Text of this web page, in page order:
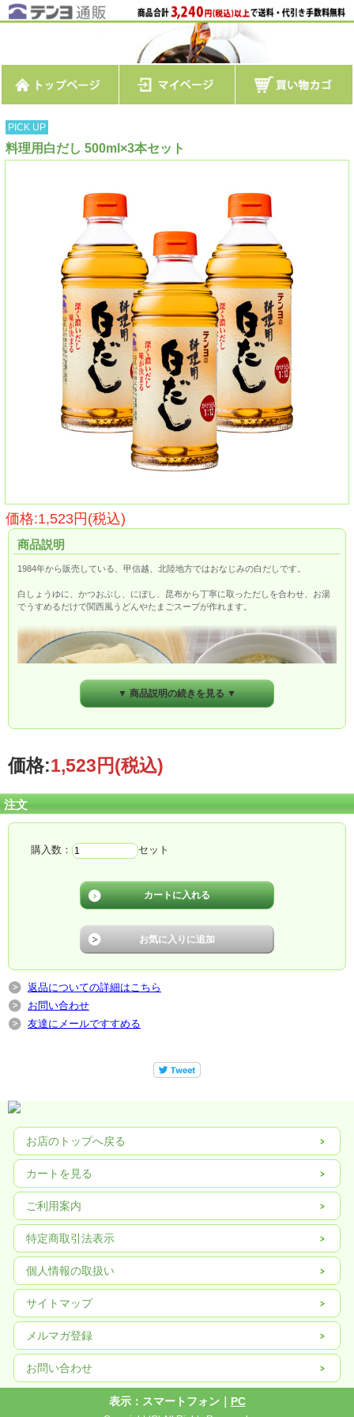
PICK UP
料理用白だし 500ml×3本セット
価格:1,523円(税込)
商品説明
1984年から販売している、甲信越、北陸地方ではおなじみの白だしです。
白しょうゆに、かつおぶし、にぼし、昆布から丁寧に取っただしを合わせ、お湯
でうすめるだけで関西風うどんやたまごスープが作れます。
和食はもちろん、バターや生クリームと合わせて洋食のベースとしても、幅広い
料理に使える優れものです。
きれいに活かした料理に活躍します。
ビミサンと同様で、浅漬けやから揚げの下味をつける際にもお使いいただけま
食塩（国内製造）、砂糖、しょうゆ、ふし（かつお、そうだがつお）、にぼし、
かつお酵素分解物、昆布 ／ アルコール、調味料（アミノ酸等）、（一部に小麦・
大豆を含む）
賞味期限 360日
※開封前は直射日光を避け常温で保存してください。
開栓後は冷蔵庫に保存し、うすめた後はすぐにお使いください。
栄養成分値 大さじ1杯（15ml）当たり
熱量：11kcal たんぱく質：0.4g 脂質：0g 炭水化物：2.3g 食塩相当量：2.2g
ご希望の方には、白だしお料理ブック（全34ページ、57レシピ掲載、サイズ
▼ 商品説明の続きを見る ▼
価格:1,523円(税込)
注文
購入数： セット
返品についての詳細はこちら
お問い合わせ
友達にメールですすめる
お店のトップへ戻る
カートを見る
ご利用案内
特定商取引法表示
個人情報の取扱い
サイトマップ
メルマガ登録
お問い合わせ
表示：スマートフォン｜ PC